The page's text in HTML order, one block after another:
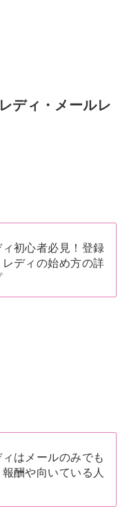
ディ・メールレ
初心者必見！登録
ディの始め方の詳
はメールのみでも
酬や向いている人